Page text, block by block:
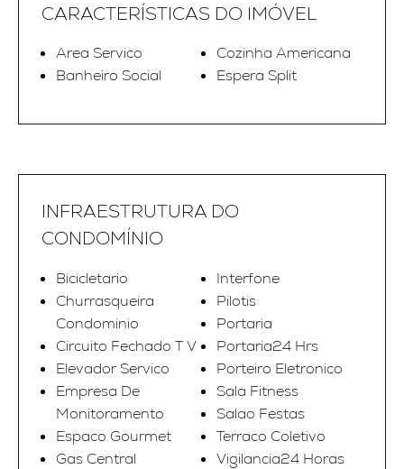
CARACTERÍSTICAS DO IMÓVEL
Area Servico
Banheiro Social
Cozinha Americana
Espera Split
INFRAESTRUTURA DO
CONDOMÍNIO
Bicicletario
Churrasqueira
Condominio
Circuito Fechado T V
Elevador Servico
Empresa De
Monitoramento
Espaco Gourmet
Gas Central
Interfone
Pilotis
Portaria
Portaria24 Hrs
Porteiro Eletronico
Sala Fitness
Salao Festas
Terraco Coletivo
Vigilancia24 Horas